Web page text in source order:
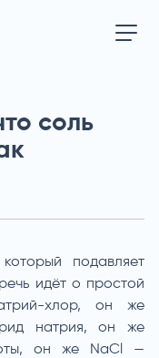
соль
подавляет
идёт о простой
хлор, он же
натрия, он же
он же NaCl —